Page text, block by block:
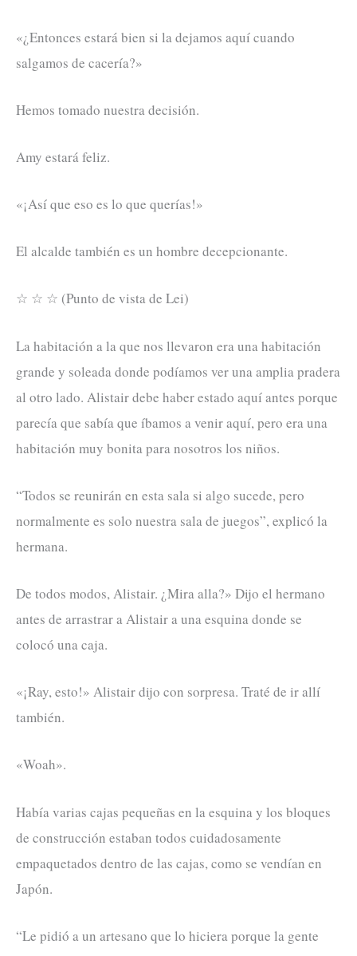
«¿Entonces estará bien si la dejamos aquí cuando
salgamos de cacería?»
Hemos tomado nuestra decisión.
Amy estará feliz.
«¡Así que eso es lo que querías!»
El alcalde también es un hombre decepcionante.
☆ ☆ ☆ (Punto de vista de Lei)
La habitación a la que nos llevaron era una habitación
grande y soleada donde podíamos ver una amplia pradera
al otro lado. Alistair debe haber estado aquí antes porque
parecía que sabía que íbamos a venir aquí, pero era una
habitación muy bonita para nosotros los niños.
“Todos se reunirán en esta sala si algo sucede, pero
normalmente es solo nuestra sala de juegos”, explicó la
hermana.
De todos modos, Alistair. ¿Mira alla?» Dijo el hermano
antes de arrastrar a Alistair a una esquina donde se
colocó una caja.
«¡Ray, esto!» Alistair dijo con sorpresa. Traté de ir allí
también.
«Woah».
Había varias cajas pequeñas en la esquina y los bloques
de construcción estaban todos cuidadosamente
empaquetados dentro de las cajas, como se vendían en
Japón.
“Le pidió a un artesano que lo hiciera porque la gente